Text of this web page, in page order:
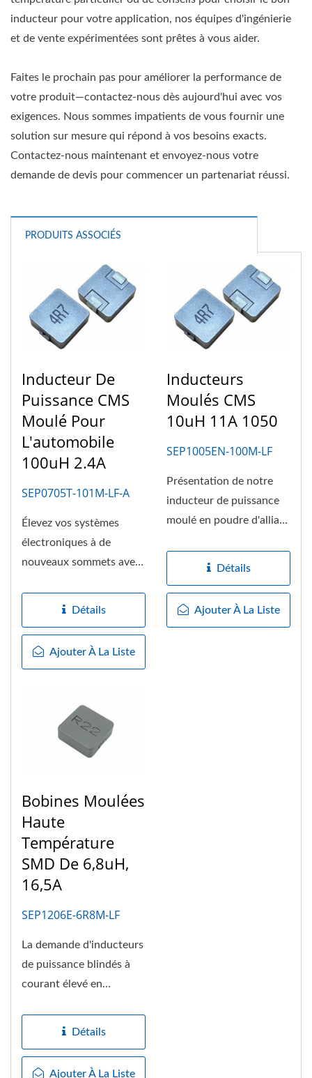
inducteur pour votre application, nos équipes d'ingénierie
et de vente expérimentées sont prêtes à vous aider.
Faites le prochain pas pour améliorer la performance de
votre produit—contactez-nous dès aujourd'hui avec vos
exigences. Nous sommes impatients de vous fournir une
solution sur mesure qui répond à vos besoins exacts.
Contactez-nous maintenant et envoyez-nous votre
demande de devis pour commencer un partenariat réussi.
PRODUITS ASSOCIÉS
Inducteur De
Puissance CMS
Moulé Pour
L'automobile
100uH 2.4A
SEP0705T-101M-LF-A
Élevez vos systèmes
électroniques à de
nouveaux sommets avec
Détails
Ajouter À La Liste
Inducteurs
Moulés CMS
10uH 11A 1050
SEP1005EN-100M-LF
Présentation de notre
inducteur de puissance
moulé en poudre d'alliage
Détails
Ajouter À La Liste
Bobines Moulées
Haute
Température
SMD De 6,8uH,
16,5A
SEP1206E-6R8M-LF
La demande d'inducteurs
de puissance blindés à
courant élevé en
Détails
Ajouter À La Liste